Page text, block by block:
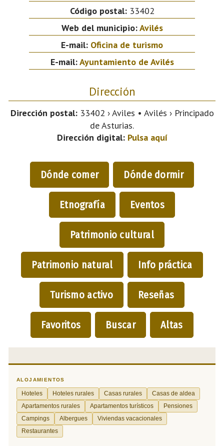
Código postal:33402
Web del municipio:Avilés
E-mail: Oficina de turismo
E-mail:Ayuntamiento de Avilés
Dirección
Dirección postal:33402 › Aviles • Avilés › Principado
de Asturias.
Dirección digital: Pulsa aquí
Dónde comer Dónde dormir
Etnografía Eventos
Patrimonio cultural
Patrimonio natural Info práctica
Turismo activo Reseñas
Favoritos Buscar Altas